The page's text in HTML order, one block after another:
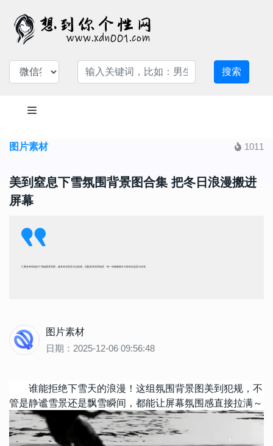
搜索
图片素材 1011
美到窒息下雪氛围背景图合集 把冬日浪漫搬进
屏幕
汇聚多种风格的下雪氛围背景图，兼具纯净意境与治愈感，适配多样使用场景，每一张都藏着冬天独有的温柔与诗意。
图片素材
日期：2025-12-06 09:56:48
谁能拒绝下雪天的浪漫！这组氛围背景图美到犯规，不
管是静谧雪景还是飘雪瞬间，都能让屏幕氛围感直接拉满～